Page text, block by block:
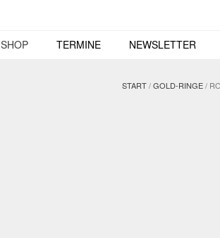
SHOP TERMINE NEWSLETTER
START/GOLD-RINGE/